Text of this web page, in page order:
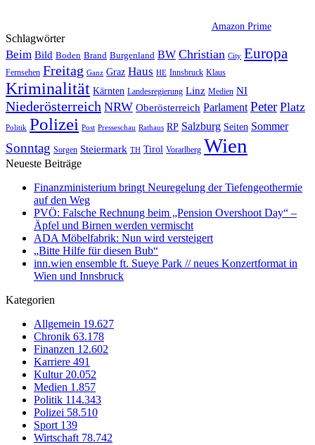
Amazon Prime
Schlagwörter
Beim Bild Boden Brand Burgenland BW Christian City Europa
Fernsehen Freitag Ganz Graz Haus HE Innsbruck Klaus
Kriminalität Kärnten Landesregierung Linz Medien NI
Niederösterreich NRW Oberösterreich Parlament Peter Platz
Politik Polizei Post Presseschau Rathaus RP Salzburg Seiten Sommer
Sonntag Sorgen Steiermark TH Tirol Vorarlberg Wien
Neueste Beiträge
Finanzministerium bringt Neuregelung der Tiefengeothermie
auf den Weg
PVÖ: Falsche Rechnung beim „Pension Overshoot Day“ –
Äpfel und Birnen werden vermischt
ADA Möbelfabrik: Nun wird versteigert
„Bitte Hilfe für diesen Bub“
inn.wien ensemble ft. Sueye Park // neues Konzertformat in
Wien und Innsbruck
Kategorien
Allgemein 19.627
Chronik 63.178
Finanzen 12.602
Karriere 491
Kultur20.052
Medien 1.857
Politik 114.343
Polizei 58.510
Sport 139
Wirtschaft 78.742